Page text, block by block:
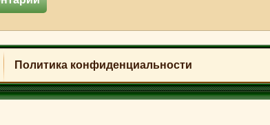
Политика конфиденциальности